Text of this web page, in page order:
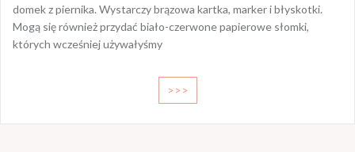
domek z piernika. Wystarczy brązowa kartka, marker i błyskotki.
Mogą się również przydać biało-czerwone papierowe słomki,
których wcześniej używałyśmy
>>>